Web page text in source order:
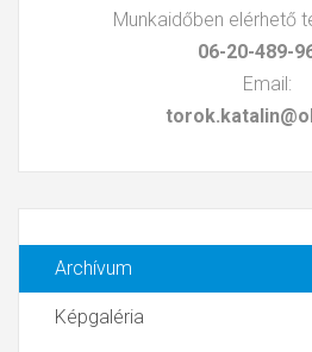
Munkaidőben elérhető
06-20-489-
Email:
Archívum
Képgaléria